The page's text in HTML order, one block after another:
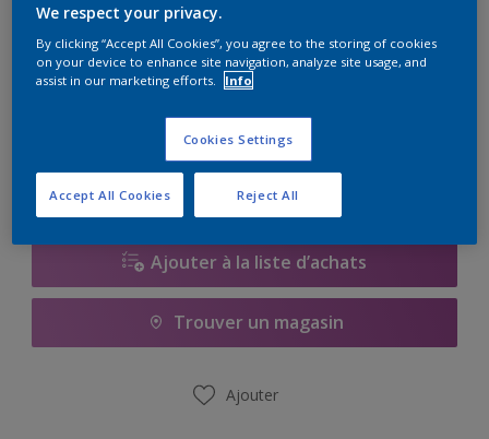
1L
Quantité Calculateur de peinture
Calculer
Ajouter à la liste d’achats
Trouver un magasin
Ajouter
We respect your privacy.
By clicking “Accept All Cookies”, you agree to the storing of cookies
on your device to enhance site navigation, analyze site usage, and
assist in our marketing efforts.
Info
Cookies Settings
Reject All
Accept All Cookies